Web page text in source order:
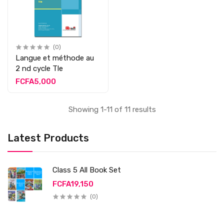
Latest Products
Class 5 All Book Set
FCFA19,150
(0)
(0)
Langue et méthode au
2 nd cycle Tle
FCFA5,000
Showing 1-11 of 11 results